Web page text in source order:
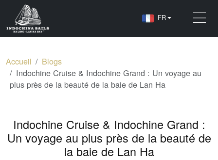
FR
Accueil
Blogs
Indochine Cruise & Indochine Grand : Un voyage au
plus près de la beauté de la baie de Lan Ha
Indochine Cruise & Indochine Grand :
Un voyage au plus près de la beauté de
la baie de Lan Ha